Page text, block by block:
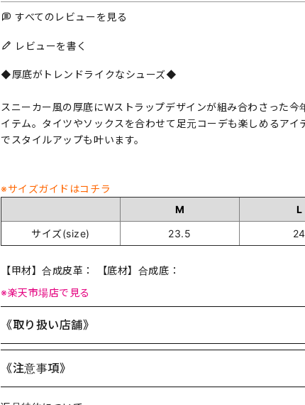
すべてのレビューを見る
レビューを書く
◆厚底がトレンドライクなシューズ◆
スニーカー風の厚底にWストラップデザインが組み合わさった今
イテム。タイツやソックスを合わせて足元コーデも楽しめるアイ
でスタイルアップも叶います。
※サイズガイドはコチラ
M
L
サイズ(size)
23.5 24
【甲材】合成皮革： 【底材】合成底：
※楽天市場店で見る
《取り扱い店舗》
《注意事項》